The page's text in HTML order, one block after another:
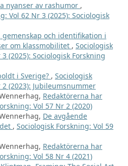
nyanser av rashumor ,
Vol 62 Nr 3 (2025): Sociologisk
gemenskap och identifikation i
om klassmobilitet , Sociologisk
(2025): Sociologisk Forskning
i Sverige? , Sociologisk
(2023): Jubileumsnummer
Redaktörerna har
Vol 57 Nr 2 (2020)
De avgående
, Sociologisk Forskning: Vol 59
Redaktörerna har
Vol 58 Nr 4 (2021)